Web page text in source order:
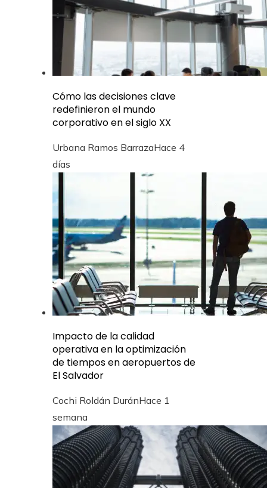
Cómo las decisiones clave
redefinieron el mundo
corporativo en el siglo XX
Urbana Ramos BarrazaHace 4
días
Impacto de la calidad
operativa en la optimización
de tiempos en aeropuertos de
El Salvador
Cochi Roldán DuránHace 1
semana